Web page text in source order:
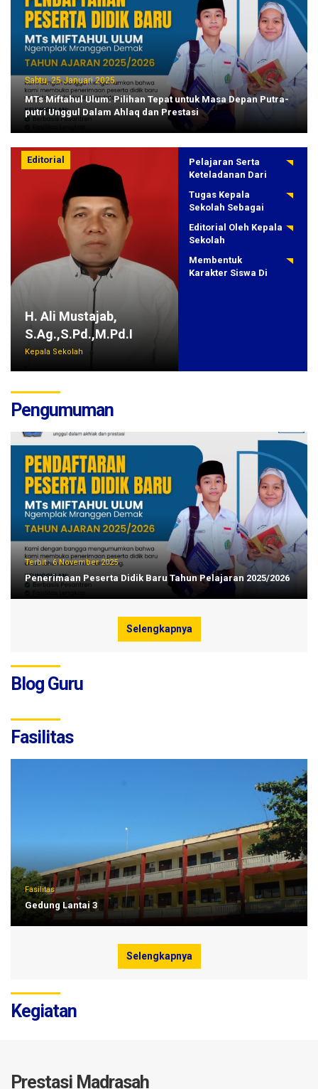
Sabtu, 25 Januari 2025
MTs Miftahul Ulum: Pilihan Tepat untuk Masa Depan Putra-
putri Unggul Dalam Ahlaq dan Prestasi
Editorial
H. Ali Mustajab,
S.Ag.,S.Pd.,M.Pd.I
Kepala Sekolah
Pelajaran Serta
Keteladanan Dari
Tugas Kepala
Sekolah Sebagai
Siswa
Editorial Oleh Kepala
Sekolah
Membentuk
Karakter Siswa Di
Pengumuman
Terbit :6 November 2025
Penerimaan Peserta Didik Baru Tahun Pelajaran 2025/2026
Selengkapnya
Blog Guru
Fasilitas
Fasilitas
Gedung Lantai 3
Selengkapnya
Kegiatan
Prestasi Madrasah